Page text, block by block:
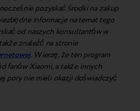
pozyskać środki na zakup
informacje na temat tego
od naszych konsultantów w
znaleźć na stronie
. Wierzę, że ten program
fanów Xiaomi, a także innych
pory nie mieli okazji doświadczyć